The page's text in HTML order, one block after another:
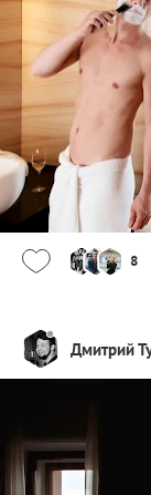
8
Дмитрий